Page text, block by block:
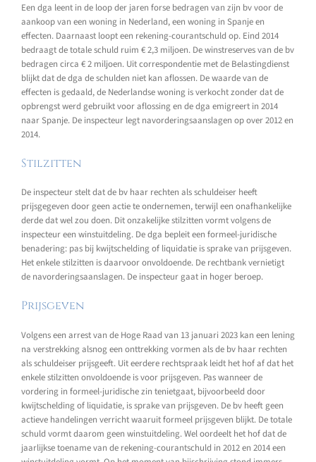
Een dga leent in de loop der jaren forse bedragen van zijn bv voor de
aankoop van een woning in Nederland, een woning in Spanje en
effecten. Daarnaast loopt een rekening-courantschuld op. Eind 2014
bedraagt de totale schuld ruim € 2,3 miljoen. De winstreserves van de bv
bedragen circa € 2 miljoen. Uit correspondentie met de Belastingdienst
blijkt dat de dga de schulden niet kan aflossen. De waarde van de
effecten is gedaald, de Nederlandse woning is verkocht zonder dat de
opbrengst werd gebruikt voor aflossing en de dga emigreert in 2014
naar Spanje. De inspecteur legt navorderingsaanslagen op over 2012 en
2014.
Stilzitten
De inspecteur stelt dat de bv haar rechten als schuldeiser heeft
prijsgegeven door geen actie te ondernemen, terwijl een onafhankelijke
derde dat wel zou doen. Dit onzakelijke stilzitten vormt volgens de
inspecteur een winstuitdeling. De dga bepleit een formeel-juridische
benadering: pas bij kwijtschelding of liquidatie is sprake van prijsgeven.
Het enkele stilzitten is daarvoor onvoldoende. De rechtbank vernietigt
de navorderingsaanslagen. De inspecteur gaat in hoger beroep.
Prijsgeven
Volgens een arrest van de Hoge Raad van 13 januari 2023 kan een lening
na verstrekking alsnog een onttrekking vormen als de bv haar rechten
als schuldeiser prijsgeeft. Uit eerdere rechtspraak leidt het hof af dat het
enkele stilzitten onvoldoende is voor prijsgeven. Pas wanneer de
vordering in formeel-juridische zin tenietgaat, bijvoorbeeld door
kwijtschelding of liquidatie, is sprake van prijsgeven. De bv heeft geen
actieve handelingen verricht waaruit formeel prijsgeven blijkt. De totale
schuld vormt daarom geen winstuitdeling. Wel oordeelt het hof dat de
jaarlijkse toename van de rekening-courantschuld in 2012 en 2014 een